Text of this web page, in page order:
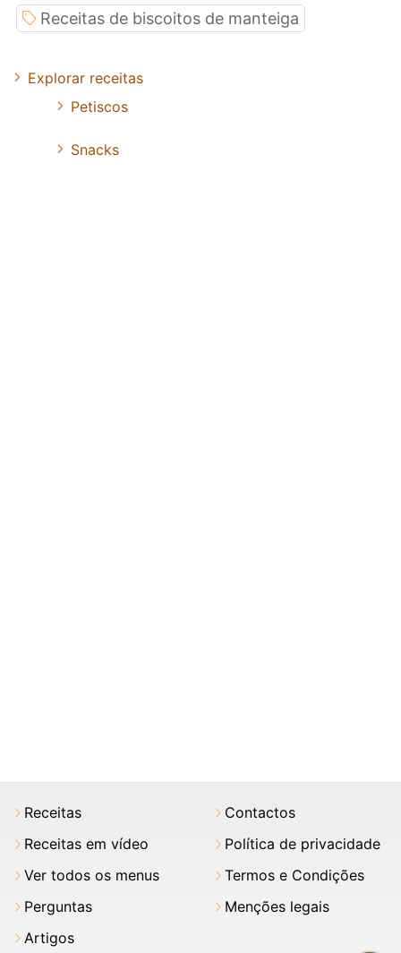
Receitas de biscoitos de manteiga
Explorar receitas
Petiscos
Snacks
Receitas
Receitas em vídeo
Ver todos os menus
Perguntas
Artigos
Contactos
Política de privacidade
Termos e Condições
Menções legais